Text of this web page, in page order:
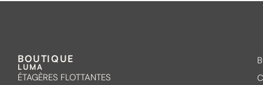
BOUTIQUE
LUMA
ÉTAGÈRES FLOTTANTES